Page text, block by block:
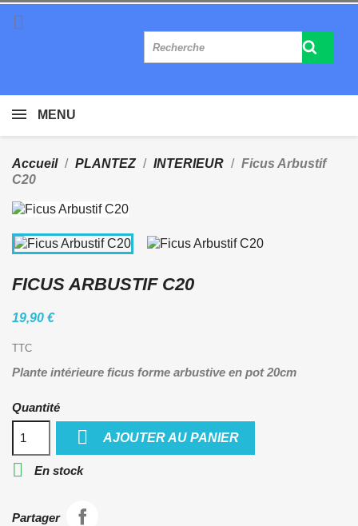

MENU
Accueil PLANTEZ INTERIEUR
Ficus Arbustif
C20
FICUS ARBUSTIF C20
19,90 €
TTC
Plante intérieure ficus forme arbustive en pot 20cm
Quantité
 AJOUTER AU PANIER
 En stock
Partager